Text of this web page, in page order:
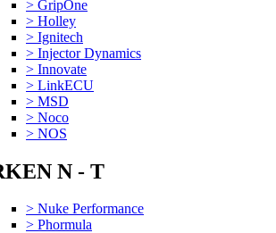
> GripOne
> Holley
> Ignitech
> Injector Dynamics
> Innovate
> LinkECU
> MSD
> Noco
> NOS
N - T
> Nuke Performance
> Phormula